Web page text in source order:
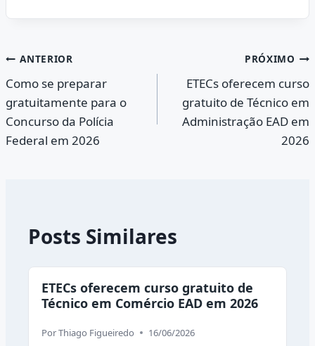
Navegação
de
Post
ANTERIOR
Como se preparar
gratuitamente para o
Concurso da Polícia
Federal em 2026
PRÓXIMO
ETECs oferecem curso
gratuito de Técnico em
Administração EAD em
2026
Posts Similares
ETECs oferecem curso gratuito de
Técnico em Comércio EAD em 2026
PorThiago Figueiredo 16/06/2026